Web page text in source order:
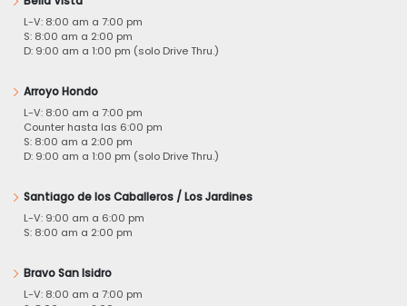
L-V: 8:00 am a 7:00 pm
S: 8:00 am a 2:00 pm
D: 9:00 am a 1:00 pm (solo Drive Thru.)
Arroyo Hondo
L-V: 8:00 am a 7:00 pm
Counter hasta las 6:00 pm
S: 8:00 am a 2:00 pm
D: 9:00 am a 1:00 pm (solo Drive Thru.)
Santiago de los Caballeros / Los Jardines
L-V: 9:00 am a 6:00 pm
S: 8:00 am a 2:00 pm
Bravo San Isidro
L-V: 8:00 am a 7:00 pm